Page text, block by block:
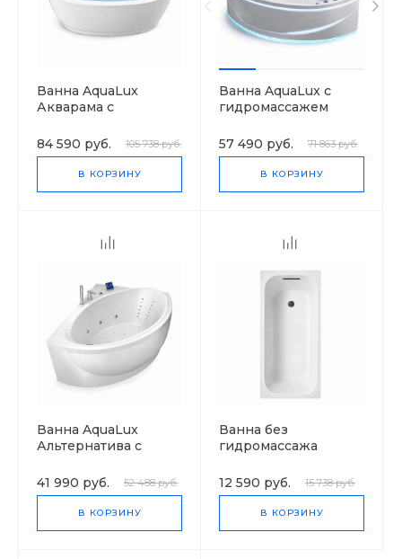
Ванна AquaLux
Акварама с
84 590 руб.
105 738 руб.
В КОРЗИНУ
Ванна AquaLux с
гидромассажем
57 490 руб. 71 863 руб.
В КОРЗИНУ
Ванна AquaLux
Альтернатива с
41 990 руб.
52 488 руб.
В КОРЗИНУ
Ванна без
гидромассажа
Ностальжи
12 590 руб. 15 738 руб.
В КОРЗИНУ